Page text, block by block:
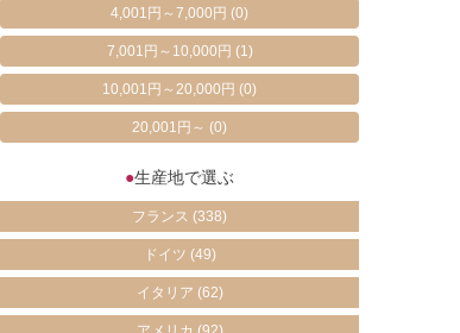
4,001円～7,000円(0)
7,001円～10,000円 (1)
10,001円～20,000円(0)
20,001円～(0)
●生産地で選ぶ
フランス(338)
ドイツ (49)
イタリア (62)